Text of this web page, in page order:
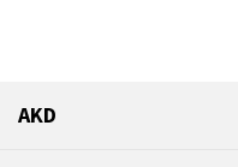
AKD